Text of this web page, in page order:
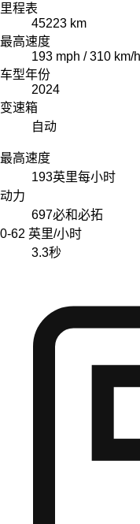
里程表
45223 km
最高速度
193 mph / 310 km/h
车型年份
2024
变速箱
自动
最高速度
193英里每小时
动力
697必和必拓
0-62 英里/小时
3.3秒